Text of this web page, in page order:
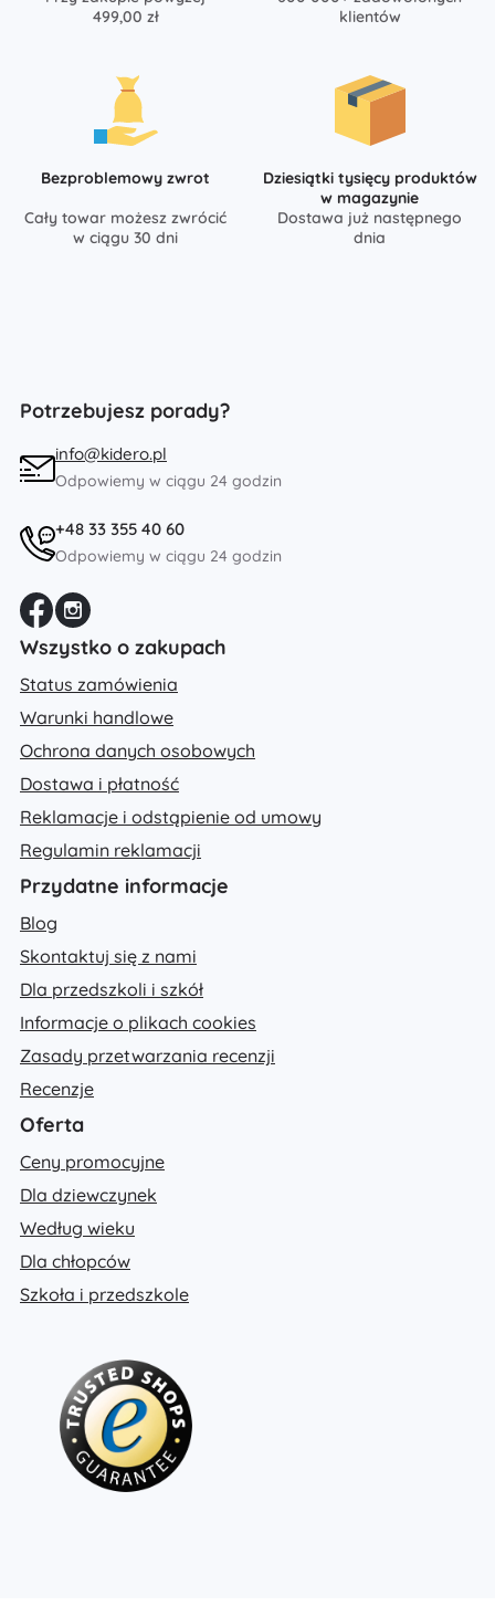
499,00 zł
klientów
Bezproblemowy zwrot
Cały towar możesz zwrócić
w ciągu 30 dni
Dziesiątki tysięcy produktów
w magazynie
Dostawa już następnego
dnia
Potrzebujesz porady?
info@kidero.pl
Odpowiemy w ciągu 24 godzin
+48 33 355 40 60
Odpowiemy w ciągu 24 godzin
Wszystko o zakupach
Status zamówienia
Warunki handlowe
Ochrona danych osobowych
Dostawa i płatność
Reklamacje i odstąpienie od umowy
Regulamin reklamacji
Przydatne informacje
Blog
Skontaktuj się z nami
Dla przedszkoli i szkół
Informacje o plikach cookies
Zasady przetwarzania recenzji
Recenzje
Oferta
Ceny promocyjne
Dla dziewczynek
Według wieku
Dla chłopców
Szkoła i przedszkole